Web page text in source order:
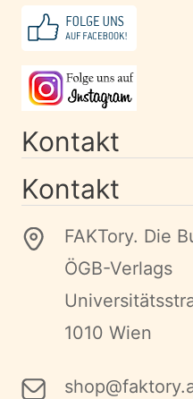
Kontakt
Kontakt
FAKTory. Die
ÖGB-Verlags
1010 Wien